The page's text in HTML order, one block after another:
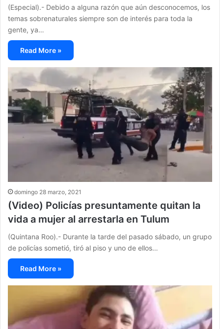
(Especial).- Debido a alguna razón que aún desconocemos, los
temas sobrenaturales siempre son de interés para toda la
gente, ya…
Read More »
domingo 28 marzo, 2021
(Video) Policías presuntamente quitan la
vida a mujer al arrestarla en Tulum
(Quintana Roo).- Durante la tarde del pasado sábado, un grupo
de policías sometió, tiró al piso y uno de ellos…
Read More »